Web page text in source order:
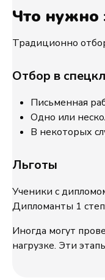
Что нужно
Традиционно
Отбор в
Письменная
Одно или
В некоторых
Льготы
Ученики с
Дипломанты 1
Иногда могут
нагрузке. Эти